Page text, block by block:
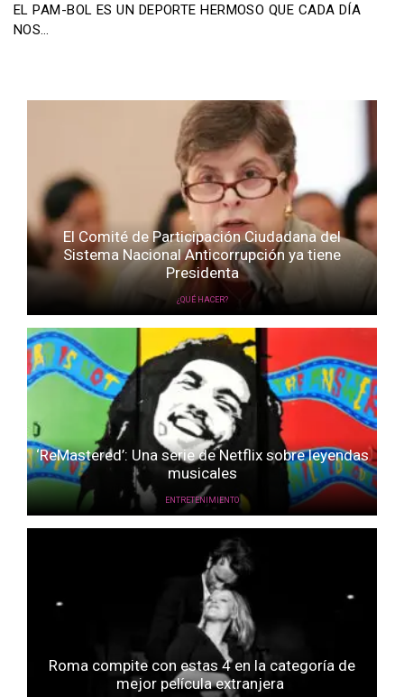
EL PAM-BOL ES UN DEPORTE HERMOSO QUE CADA DÍA
NOS…
El Comité de Participación Ciudadana del
Sistema Nacional Anticorrupción ya tiene
Presidenta
¿QUÉ HACER?
‘ReMastered’: Una serie de Netflix sobre leyendas
musicales
ENTRETENIMIENTO
Roma compite con estas 4 en la categoría de
mejor película extranjera